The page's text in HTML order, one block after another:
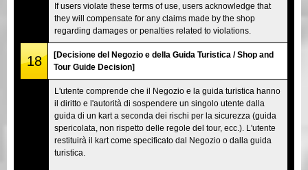
If users violate these terms of use, users acknowledge that
they will compensate for any claims made by the shop
regarding damages or penalties related to violations.
18
[Decisione del Negozio e della Guida Turistica / Shop and
Tour Guide Decision]
L'utente comprende che il Negozio e la guida turistica hanno
il diritto e l'autorità di sospendere un singolo utente dalla
guida di un kart a seconda dei rischi per la sicurezza (guida
spericolata, non rispetto delle regole del tour, ecc.). L'utente
restituirà il kart come specificato dal Negozio o dalla guida
turistica.